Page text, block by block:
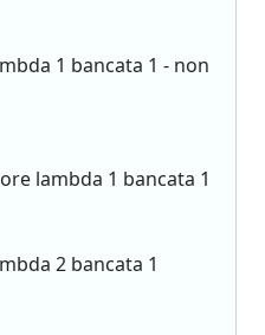
1 bancata 1 - non
lambda 1 bancata 1
2 bancata 1